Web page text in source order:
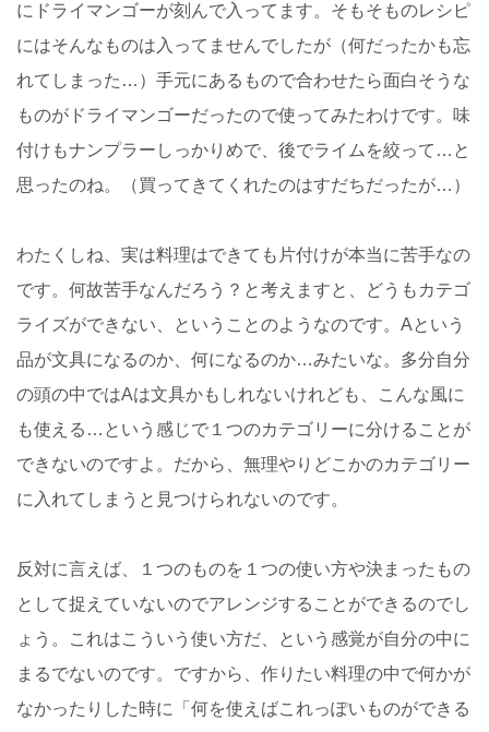
にドライマンゴーが刻んで入ってます。そもそものレシピ
にはそんなものは入ってませんでしたが（何だったかも忘
れてしまった…）手元にあるもので合わせたら面白そうな
ものがドライマンゴーだったので使ってみたわけです。味
付けもナンプラーしっかりめで、後でライムを絞って…と
思ったのね。（買ってきてくれたのはすだちだったが…）
わたくしね、実は料理はできても片付けが本当に苦手なの
です。何故苦手なんだろう？と考えますと、どうもカテゴ
ライズができない、ということのようなのです。Aという
品が文具になるのか、何になるのか…みたいな。多分自分
の頭の中ではAは文具かもしれないけれども、こんな風に
も使える…という感じで１つのカテゴリーに分けることが
できないのですよ。だから、無理やりどこかのカテゴリー
に入れてしまうと見つけられないのです。
反対に言えば、１つのものを１つの使い方や決まったもの
として捉えていないのでアレンジすることができるのでし
ょう。これはこういう使い方だ、という感覚が自分の中に
まるでないのです。ですから、作りたい料理の中で何かが
なかったりした時に「何を使えばこれっぽいものができる